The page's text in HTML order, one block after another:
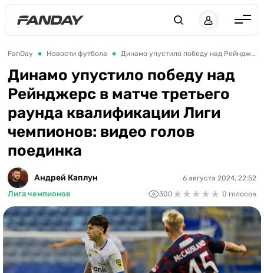
Англия
Испания
Германия
Италия
Франция
Украина
ЛЧ
ЧЕ-2028
Букмекеры
Казино
FanDay Новости футбола Динамо упустило победу над Рейнджерс в матче третьего раунда квалификации Лиги чемпионов: видео голов поединка
Динамо упустило победу над
Рейнджерс в матче третьего
раунда квалификации Лиги
чемпионов: видео голов
поединка
Андрей Каплун
Лига чемпионов
6 августа 2024, 22:52
300 ★★★★★
★★★★★ 0 голосов